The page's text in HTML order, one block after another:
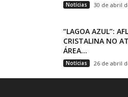
Notícias 30 de abril
“LAGOA AZUL”:
CRISTALINA NO
ÁREA...
Notícias 26 de abril